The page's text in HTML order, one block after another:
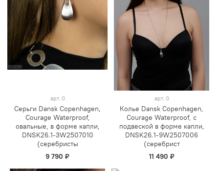
арт. 0
Серьги Dansk Copenhagen,
Courage Waterproof,
овальные, в форме капли,
DNSK26.1-3W2507010
(серебристы
9 790 ₽
арт. 0
Колье Dansk Copenhagen,
Courage Waterproof, с
подвеской в форме капли,
DNSK26.1-9W2507006
(серебрист
11 490 ₽